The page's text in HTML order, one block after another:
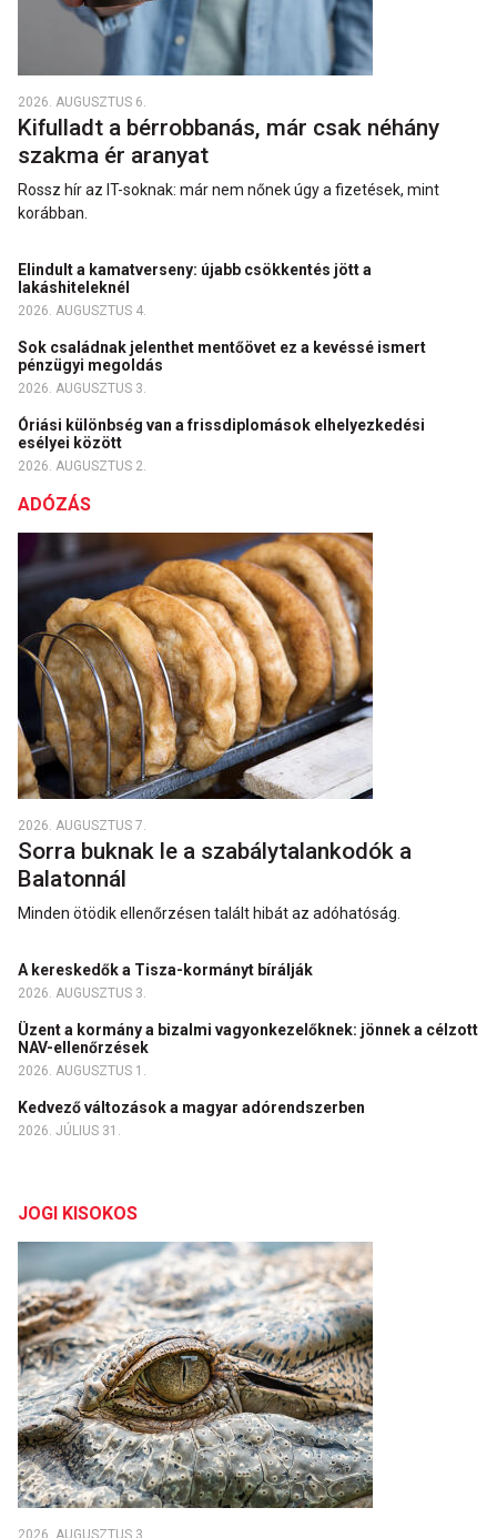
2026. AUGUSZTUS 6.
Kifulladt a bérrobbanás, már csak néhány
szakma ér aranyat
Rossz hír az IT-soknak: már nem nőnek úgy a fizetések, mint
korábban.
Elindult a kamatverseny: újabb csökkentés jött a
lakáshiteleknél
2026. AUGUSZTUS 4.
Sok családnak jelenthet mentőövet ez a kevéssé ismert
pénzügyi megoldás
2026. AUGUSZTUS 3.
Óriási különbség van a frissdiplomások elhelyezkedési
esélyei között
2026. AUGUSZTUS 2.
ADÓZÁS
2026. AUGUSZTUS 7.
Sorra buknak le a szabálytalankodók a
Balatonnál
Minden ötödik ellenőrzésen talált hibát az adóhatóság.
A kereskedők a Tisza-kormányt bírálják
2026. AUGUSZTUS 3.
Üzent a kormány a bizalmi vagyonkezelőknek: jönnek a célzott
NAV-ellenőrzések
2026. AUGUSZTUS 1.
Kedvező változások a magyar adórendszerben
2026. JÚLIUS 31.
JOGI KISOKOS
2026. AUGUSZTUS 3.